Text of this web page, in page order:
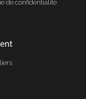
de confidentialité